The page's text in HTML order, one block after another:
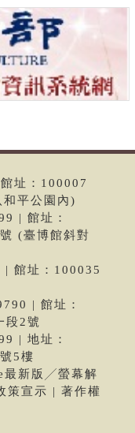
址：100007
平公園內)
| 館址：
(臺博館斜對
館址：100035
| 館址：
段2號
| 地址：
5樓
最新版╱螢幕解
策宣示 | 著作權